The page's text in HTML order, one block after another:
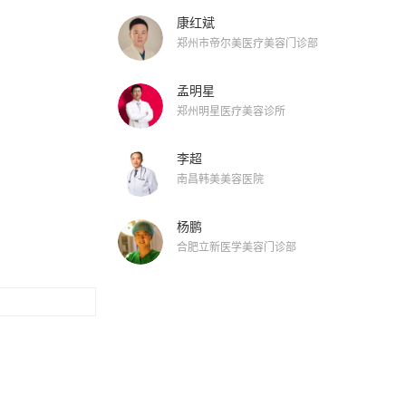
康红斌
郑州市帝尔美医疗美容门诊部
孟明星
郑州明星医疗美容诊所
李超
南昌韩美美容医院
杨鹏
合肥立新医学美容门诊部